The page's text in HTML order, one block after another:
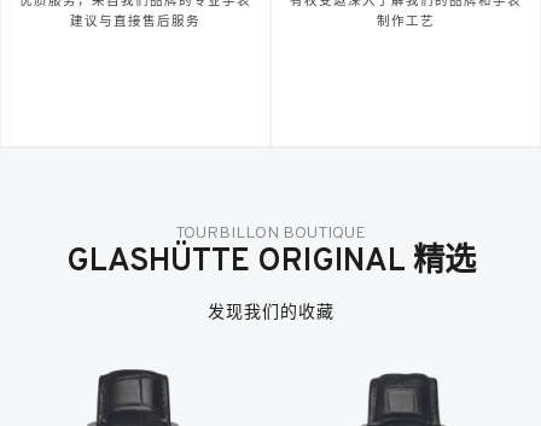
建议与直接售后服务
制作工艺
TOURBILLON BOUTIQUE
GLASHÜTTE ORIGINAL 精选
发现我们的收藏